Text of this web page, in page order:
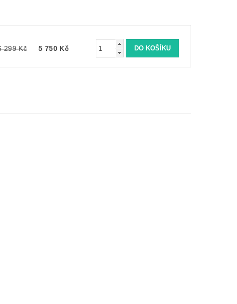
299 Kč 5 750 Kč